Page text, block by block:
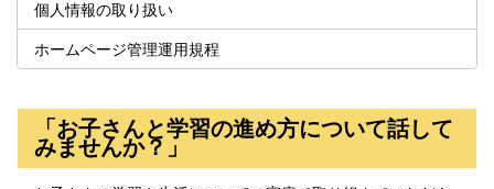
個人情報の取り扱い
ホームページ管理運用規程
「お子さんと学習の進め方について話して
みませんか？」